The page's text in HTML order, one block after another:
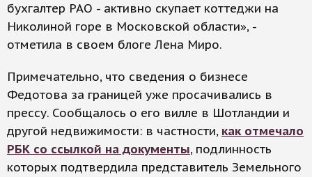
бухгалтер РАО - активно скупает коттеджи на
Николиной горе в Московской области», -
отметила в своем блоге Лена Миро.
Примечательно, что сведения о бизнесе
Федотова за границей уже просачивались в
прессу. Сообщалось о его вилле в Шотландии и
другой недвижимости: в частности, как отмечало
РБК со ссылкой на документы, подлинность
которых подтвердила представитель Земельного